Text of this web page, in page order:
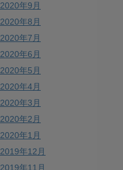
2020年9月
2020年8月
2020年7月
2020年6月
2020年5月
2020年4月
2020年3月
2020年2月
2020年1月
2019年12月
2019年11月